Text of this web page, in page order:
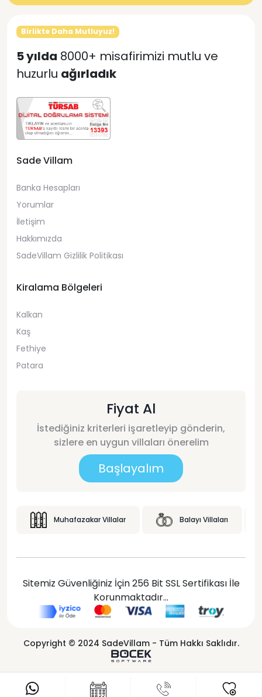
Birlikte Daha Mutluyuz!
5 yılda 8000+ misafirimizi mutlu ve
huzurlu ağırladık
Sade Villam
Banka Hesapları
Yorumlar
İletişim
Hakkımızda
SadeVillam Gizlilik Politikası
Kiralama Bölgeleri
Kalkan
Kaş
Fethiye
Patara
Fiyat Al
İstediğiniz kriterleri işaretleyip gönderin,
sizlere en uygun villaları önerelim
Başlayalım
Muhafazakar Villalar Balayı Villaları
Sitemiz Güvenliğiniz İçin 256 Bit SSL Sertifikası İle
Korunmaktadır...
Copyright © 2024 SadeVillam - Tüm Hakkı Saklıdır.